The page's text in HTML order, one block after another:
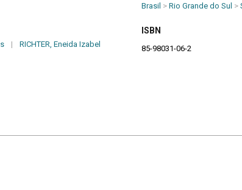
|
RICHTER, Eneida Izabel
Brasil > Rio Grande do Sul >
ISBN
85-98031-06-2